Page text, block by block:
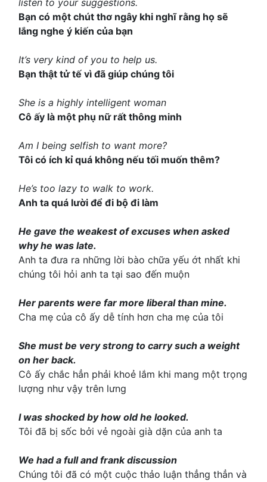
listen to your suggestions.
Bạn có một chút thơ ngây khi nghĩ rằng họ sẽ
lắng nghe ý kiến của bạn
It’s very kind of you to help us.
Bạn thật tử tế vì đã giúp chúng tôi
She is a highly intelligent woman
Cô ấy là một phụ nữ rất thông minh
Am I being selfish to want more?
Tôi có ích kỉ quá không nếu tối muốn thêm?
He’s too lazy to walk to work.
Anh ta quá lười để đi bộ đi làm
He gave the weakest of excuses when asked
why he was late.
Anh ta đưa ra những lời bào chữa yếu ớt nhất khi
chúng tôi hỏi anh ta tại sao đến muộn
Her parents were far more liberal than mine.
Cha mẹ của cô ấy dễ tính hơn cha mẹ của tôi
She must be very strong to carry such a weight
on her back.
Cô ấy chắc hẳn phải khoẻ lắm khi mang một trọng
lượng như vậy trên lưng
I was shocked by how old he looked.
Tôi đã bị sốc bởi vẻ ngoài già dặn của anh ta
We had a full and frank discussion
Chúng tôi đã có một cuộc thảo luận thẳng thẳn và